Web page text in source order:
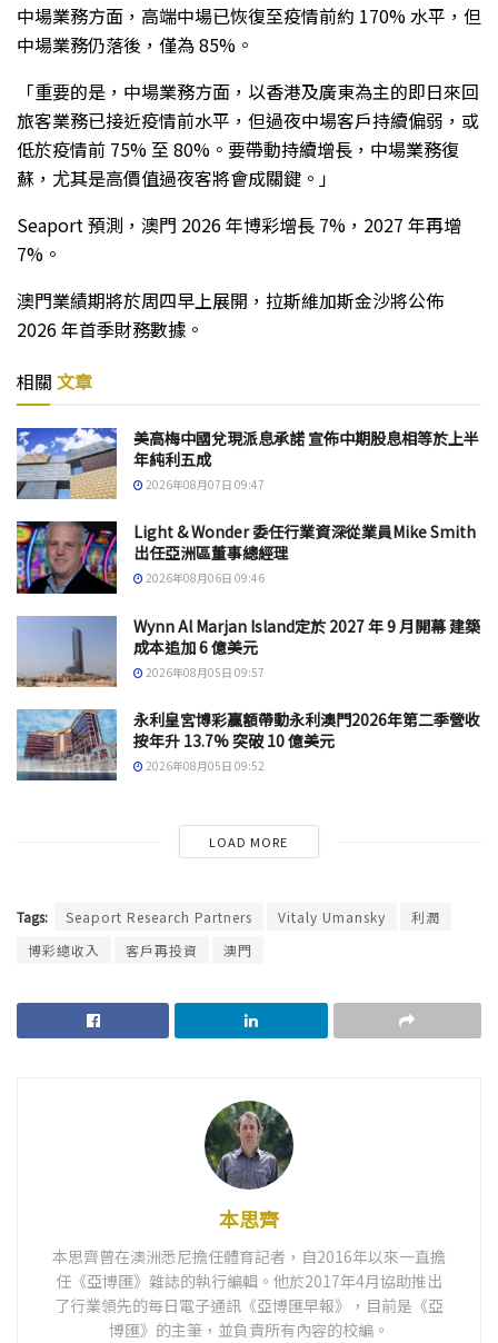
中場業務方面，高端中場已恢復至疫情前約 170% 水平，但
中場業務仍落後，僅為 85%。
「重要的是，中場業務方面，以香港及廣東為主的即日來回
旅客業務已接近疫情前水平，但過夜中場客戶持續偏弱，或
低於疫情前 75% 至 80%。要帶動持續增長，中場業務復
蘇，尤其是高價值過夜客將會成關鍵。」
Seaport 預測，澳門 2026 年博彩增長 7%，2027 年再增
7%。
澳門業績期將於周四早上展開，拉斯維加斯金沙將公佈
2026 年首季財務數據。
相關 文章
美高梅中國兌現派息承諾 宣佈中期股息相等於上半
年純利五成
2026年08月07日 09:47
Light & Wonder 委任行業資深從業員Mike Smith
出任亞洲區董事總經理
2026年08月06日 09:46
Wynn Al Marjan Island定於 2027 年 9 月開幕 建築
成本追加 6 億美元
2026年08月05日 09:57
永利皇宮博彩贏額帶動永利澳門2026年第二季營收
按年升 13.7% 突破 10 億美元
2026年08月05日 09:52
LOAD MORE
Tags: Seaport Research Partners Vitaly Umansky
利潤
博彩總收入
客戶再投資 澳門
本思齊
本思齊曾在澳洲悉尼擔任體育記者，自2016年以來一直擔
任《亞博匯》雜誌的執行編輯。他於2017年4月協助推出
了行業領先的每日電子通訊《亞博匯早報》，目前是《亞
博匯》的主筆，並負責所有內容的校編。